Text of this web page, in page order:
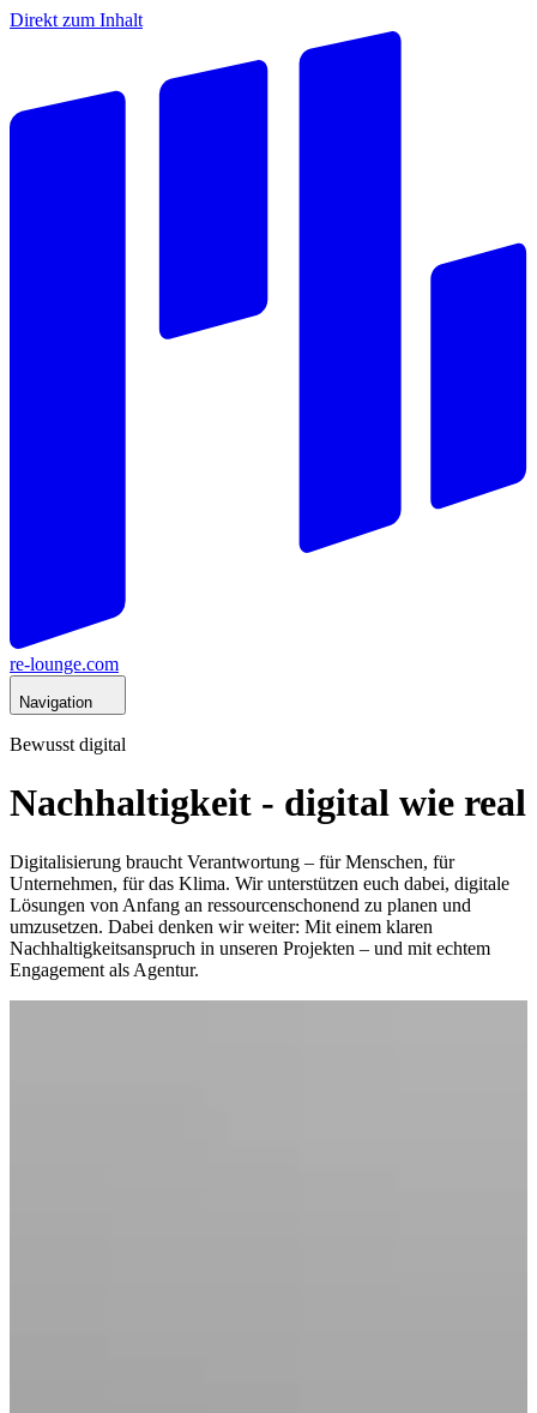
Direkt zum Inhalt
re-lounge.com
Navigation
Bewusst digital
Nachhaltigkeit - digital wie real
Digitalisierung braucht Verantwortung – für Menschen, für
Unternehmen, für das Klima. Wir unterstützen euch dabei, digitale
Lösungen von Anfang an ressourcenschonend zu planen und
umzusetzen. Dabei denken wir weiter: Mit einem klaren
Nachhaltigkeitsanspruch in unseren Projekten – und mit echtem
Engagement als Agentur.